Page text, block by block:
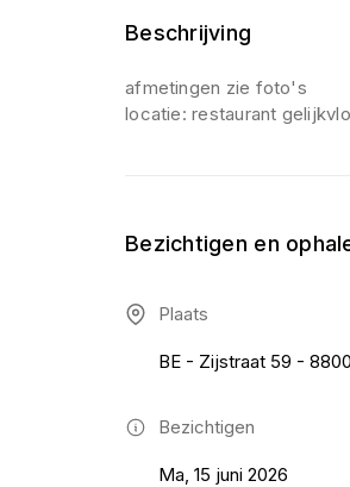
Beschrijving
afmetingen zie foto's
locatie: restaurant
Bezichtigen en
Plaats
BE - Zijstraat 59 -
Bezichtigen
Ma, 15 juni 2026